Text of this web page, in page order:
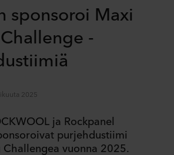
sponsoroi Maxi
-
2025
ja Rockpanel
purjehdustiimi
Challengea vuonna 2025.